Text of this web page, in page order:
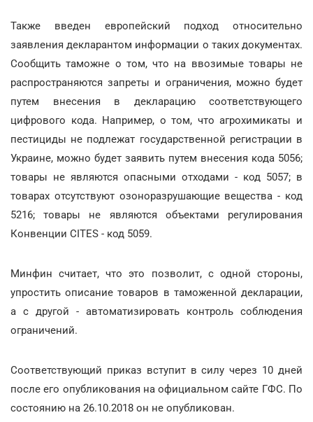
Также введен европейский подход относительно
заявления декларантом информации о таких документах.
Сообщить таможне о том, что на ввозимые товары не
распространяются запреты и ограничения, можно будет
путем внесения в декларацию соответствующего
цифрового кода. Например, о том, что агрохимикаты и
пестициды не подлежат государственной регистрации в
Украине, можно будет заявить путем внесения кода 5056;
товары не являются опасными отходами - код 5057; в
товарах отсутствуют озоноразрушающие вещества - код
5216; товары не являются объектами регулирования
Конвенции CITES - код 5059.
Минфин считает, что это позволит, с одной стороны,
упростить описание товаров в таможенной декларации,
а с другой - автоматизировать контроль соблюдения
ограничений.
Соответствующий приказ вступит в силу через 10 дней
после его опубликования на официальном сайте ГФС. По
состоянию на 26.10.2018 он не опубликован.